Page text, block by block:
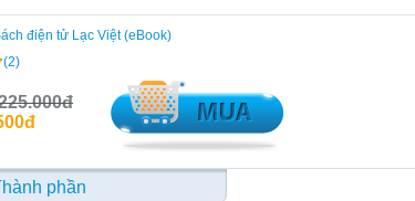
điện tử Lạc Việt (eBook)
(2)
phần